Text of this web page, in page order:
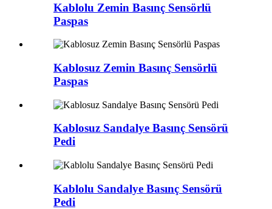
Kablolu Zemin Basınç Sensörlü
Paspas
Kablosuz Zemin Basınç Sensörlü
Paspas
Kablosuz Sandalye Basınç Sensörü
Pedi
Kablolu Sandalye Basınç Sensörü
Pedi